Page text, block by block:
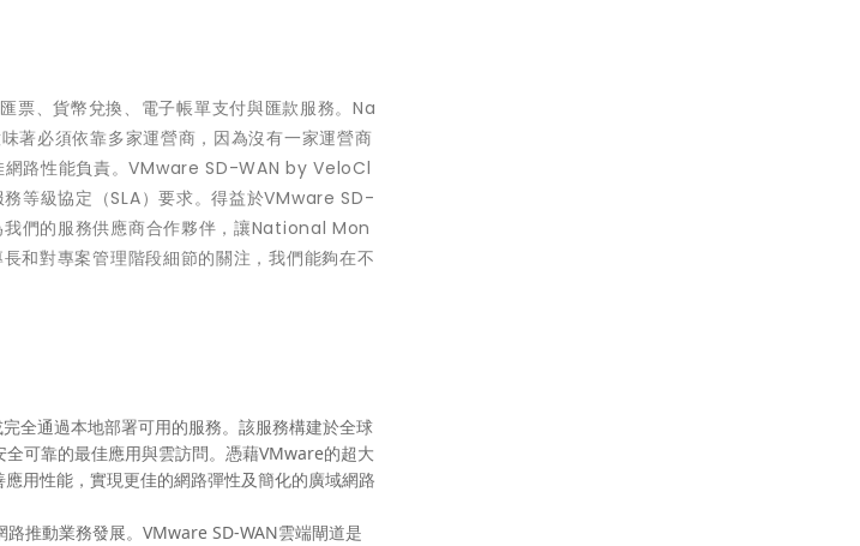
、貨幣兌換、電子帳單支付與匯款服務。Na
必須依靠多家運營商，因為沒有一家運營商
網路性能負責。VMware SD-WAN by VeloCl
等級協定（SLA）要求。得益於VMware SD-
我們的服務供應商合作夥伴，讓National Mon
和對專案管理階段細節的關注，我們能夠在不
全通過本地部署可用的服務。該服務構建於全球
可靠的最佳應用與雲訪問。憑藉VMware的超大
用性能，實現更佳的網路彈性及簡化的廣域網路
推動業務發展。VMware SD-WAN雲端閘道是